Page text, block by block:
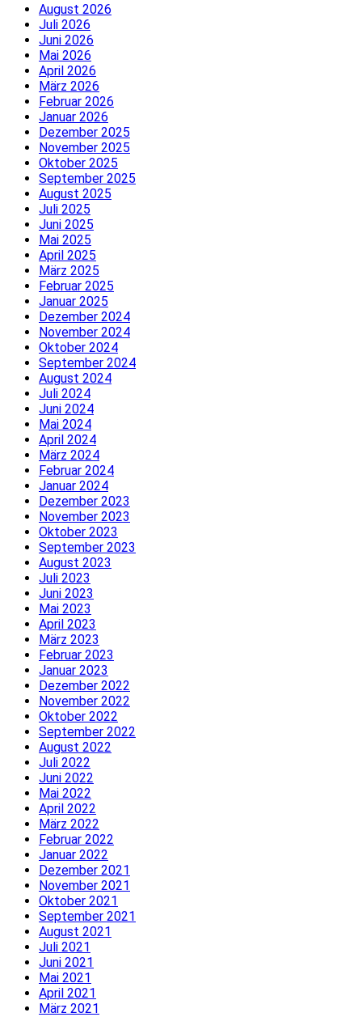
August 2026
Juli 2026
Juni 2026
Mai 2026
April 2026
März 2026
Februar 2026
Januar 2026
Dezember 2025
November 2025
Oktober 2025
September 2025
August 2025
Juli 2025
Juni 2025
Mai 2025
April 2025
März 2025
Februar 2025
Januar 2025
Dezember 2024
November 2024
Oktober 2024
September 2024
August 2024
Juli 2024
Juni 2024
Mai 2024
April 2024
März 2024
Februar 2024
Januar 2024
Dezember 2023
November 2023
Oktober 2023
September 2023
August 2023
Juli 2023
Juni 2023
Mai 2023
April 2023
März 2023
Februar 2023
Januar 2023
Dezember 2022
November 2022
Oktober 2022
September 2022
August 2022
Juli 2022
Juni 2022
Mai 2022
April 2022
März 2022
Februar 2022
Januar 2022
Dezember 2021
November 2021
Oktober 2021
September 2021
August 2021
Juli 2021
Juni 2021
Mai 2021
April 2021
März 2021